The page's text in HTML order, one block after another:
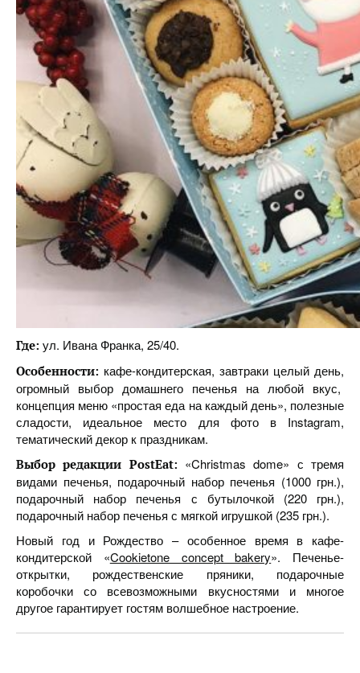
Где: ул. Ивана Франка, 25/40.
Особенности: кафе-кондитерская, завтраки целый день,
огромный выбор домашнего печенья на любой вкус,
концепция меню «простая еда на каждый день», полезные
сладости, идеальное место для фото в Instagram,
тематический декор к праздникам.
Выбор редакции PostEat: «Christmas dome» с тремя
видами печенья, подарочный набор печенья (1000 грн.),
подарочный набор печенья с бутылочкой (220 грн.),
подарочный набор печенья с мягкой игрушкой (235 грн.).
Новый год и Рождество – особенное время в кафе-
кондитерской «Cookietone concept bakery». Печенье-
открытки, рождественские пряники, подарочные
коробочки со всевозможными вкусностями и многое
другое гарантирует гостям волшебное настроение.